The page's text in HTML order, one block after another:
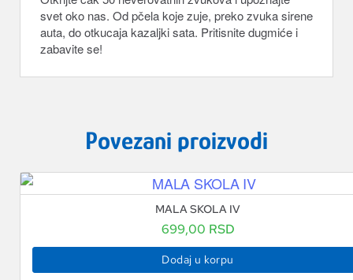
svet oko nas. Od pčela koje zuje, preko zvuka sirene
auta, do otkucaja kazaljki sata. Pritisnite dugmiće i
zabavite se!
Povezani proizvodi
MALA SKOLA IV
699,00 RSD
Dodaj u korpu